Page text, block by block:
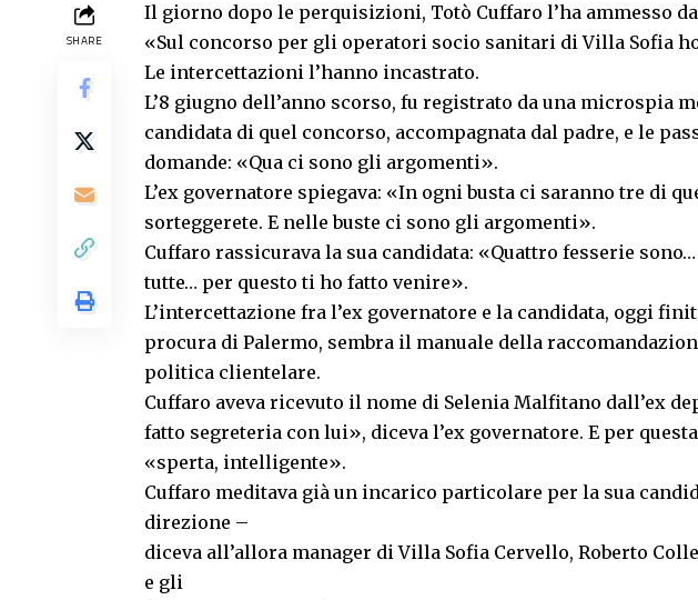
SHARE
Il giorno dopo le perquisizioni, Totò Cuffaro l’ha ammesso
«Sul concorso per gli operatori socio sanitari di Villa Sofia
Le intercettazioni l’hanno incastrato.
L’8 giugno dell’anno scorso, fu registrato da una microspia
candidata di quel concorso, accompagnata dal padre, e le
domande: «Qua ci sono gli argomenti».
L’ex governatore spiegava: «In ogni busta ci saranno tre di
sorteggerete. E nelle buste ci sono gli argomenti».
Cuffaro rassicurava la sua candidata: «Quattro fesserie
tutte… per questo ti ho fatto venire».
L’intercettazione fra l’ex governatore e la candidata, oggi
procura di Palermo, sembra il manuale della
politica clientelare.
Cuffaro aveva ricevuto il nome di Selenia Malfitano dall’ex
fatto segreteria con lui», diceva l’ex governatore. E per
«sperta, intelligente».
Cuffaro meditava già un incarico particolare per la sua
direzione –
diceva all’allora manager di Villa Sofia Cervello, Roberto
e gli